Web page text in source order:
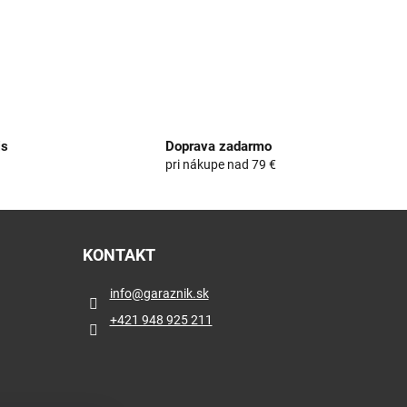
Doprava zadarmo
pri nákupe nad 79 €
KONTAKT
info@garaznik.sk
+421 948 925 211